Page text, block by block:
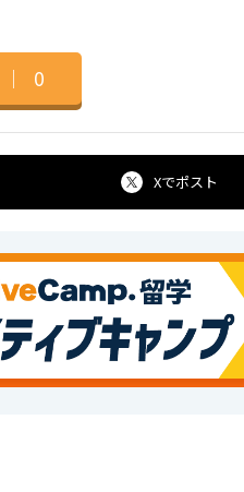
｜ 0
Xでポスト